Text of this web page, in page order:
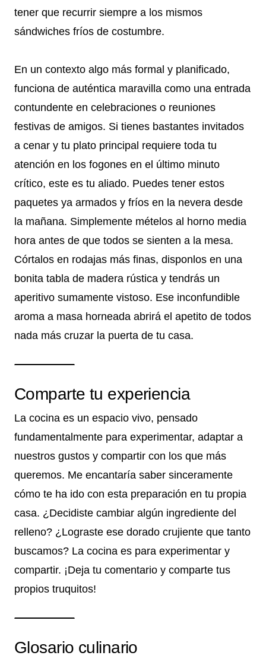
tener que recurrir siempre a los mismos
sándwiches fríos de costumbre.
En un contexto algo más formal y planificado,
funciona de auténtica maravilla como una entrada
contundente en celebraciones o reuniones
festivas de amigos. Si tienes bastantes invitados
a cenar y tu plato principal requiere toda tu
atención en los fogones en el último minuto
crítico, este es tu aliado. Puedes tener estos
paquetes ya armados y fríos en la nevera desde
la mañana. Simplemente mételos al horno media
hora antes de que todos se sienten a la mesa.
Córtalos en rodajas más finas, disponlos en una
bonita tabla de madera rústica y tendrás un
aperitivo sumamente vistoso. Ese inconfundible
aroma a masa horneada abrirá el apetito de todos
nada más cruzar la puerta de tu casa.
Comparte tu experiencia
La cocina es un espacio vivo, pensado
fundamentalmente para experimentar, adaptar a
nuestros gustos y compartir con los que más
queremos. Me encantaría saber sinceramente
cómo te ha ido con esta preparación en tu propia
casa. ¿Decidiste cambiar algún ingrediente del
relleno? ¿Lograste ese dorado crujiente que tanto
buscamos? La cocina es para experimentar y
compartir. ¡Deja tu comentario y comparte tus
propios truquitos!
Glosario culinario